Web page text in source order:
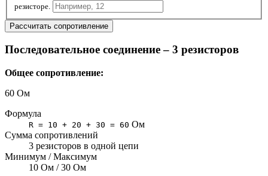
резисторе.
Рассчитать сопротивление
Последовательное соединение – 3 резисторов
Общее сопротивление:
60 Ом
Формула
R = 10 + 20 + 30 = 60 Ом
Сумма сопротивлений
3 резисторов в одной цепи
Минимум / Максимум
10 Ом / 30 Ом